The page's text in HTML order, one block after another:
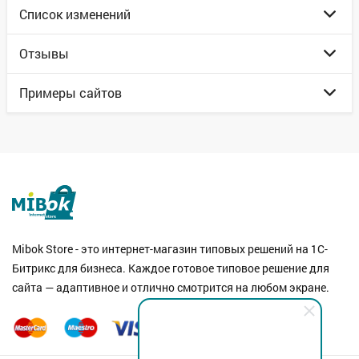
Список изменений
Отзывы
Примеры сайтов
Mibok Store - это интернет-магазин типовых решений на 1С-
Битрикс для бизнеса. Каждое готовое типовое решение для
сайта — адаптивное и отлично смотрится на любом экране.